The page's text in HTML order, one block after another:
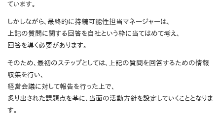
ています。
しかしながら、最終的に持続可能性担当マネージャーは、
上記の質問に関する回答を自社という枠に当てはめて考え、
回答を導く必要があります。
そのため、最初のステップとしては、上記の質問を回答するための情報
収集を行い、
経営会議に対して報告を行った上で、
炙り出された課題点を基に、当面の活動方針を設定していくこととなりま
す。